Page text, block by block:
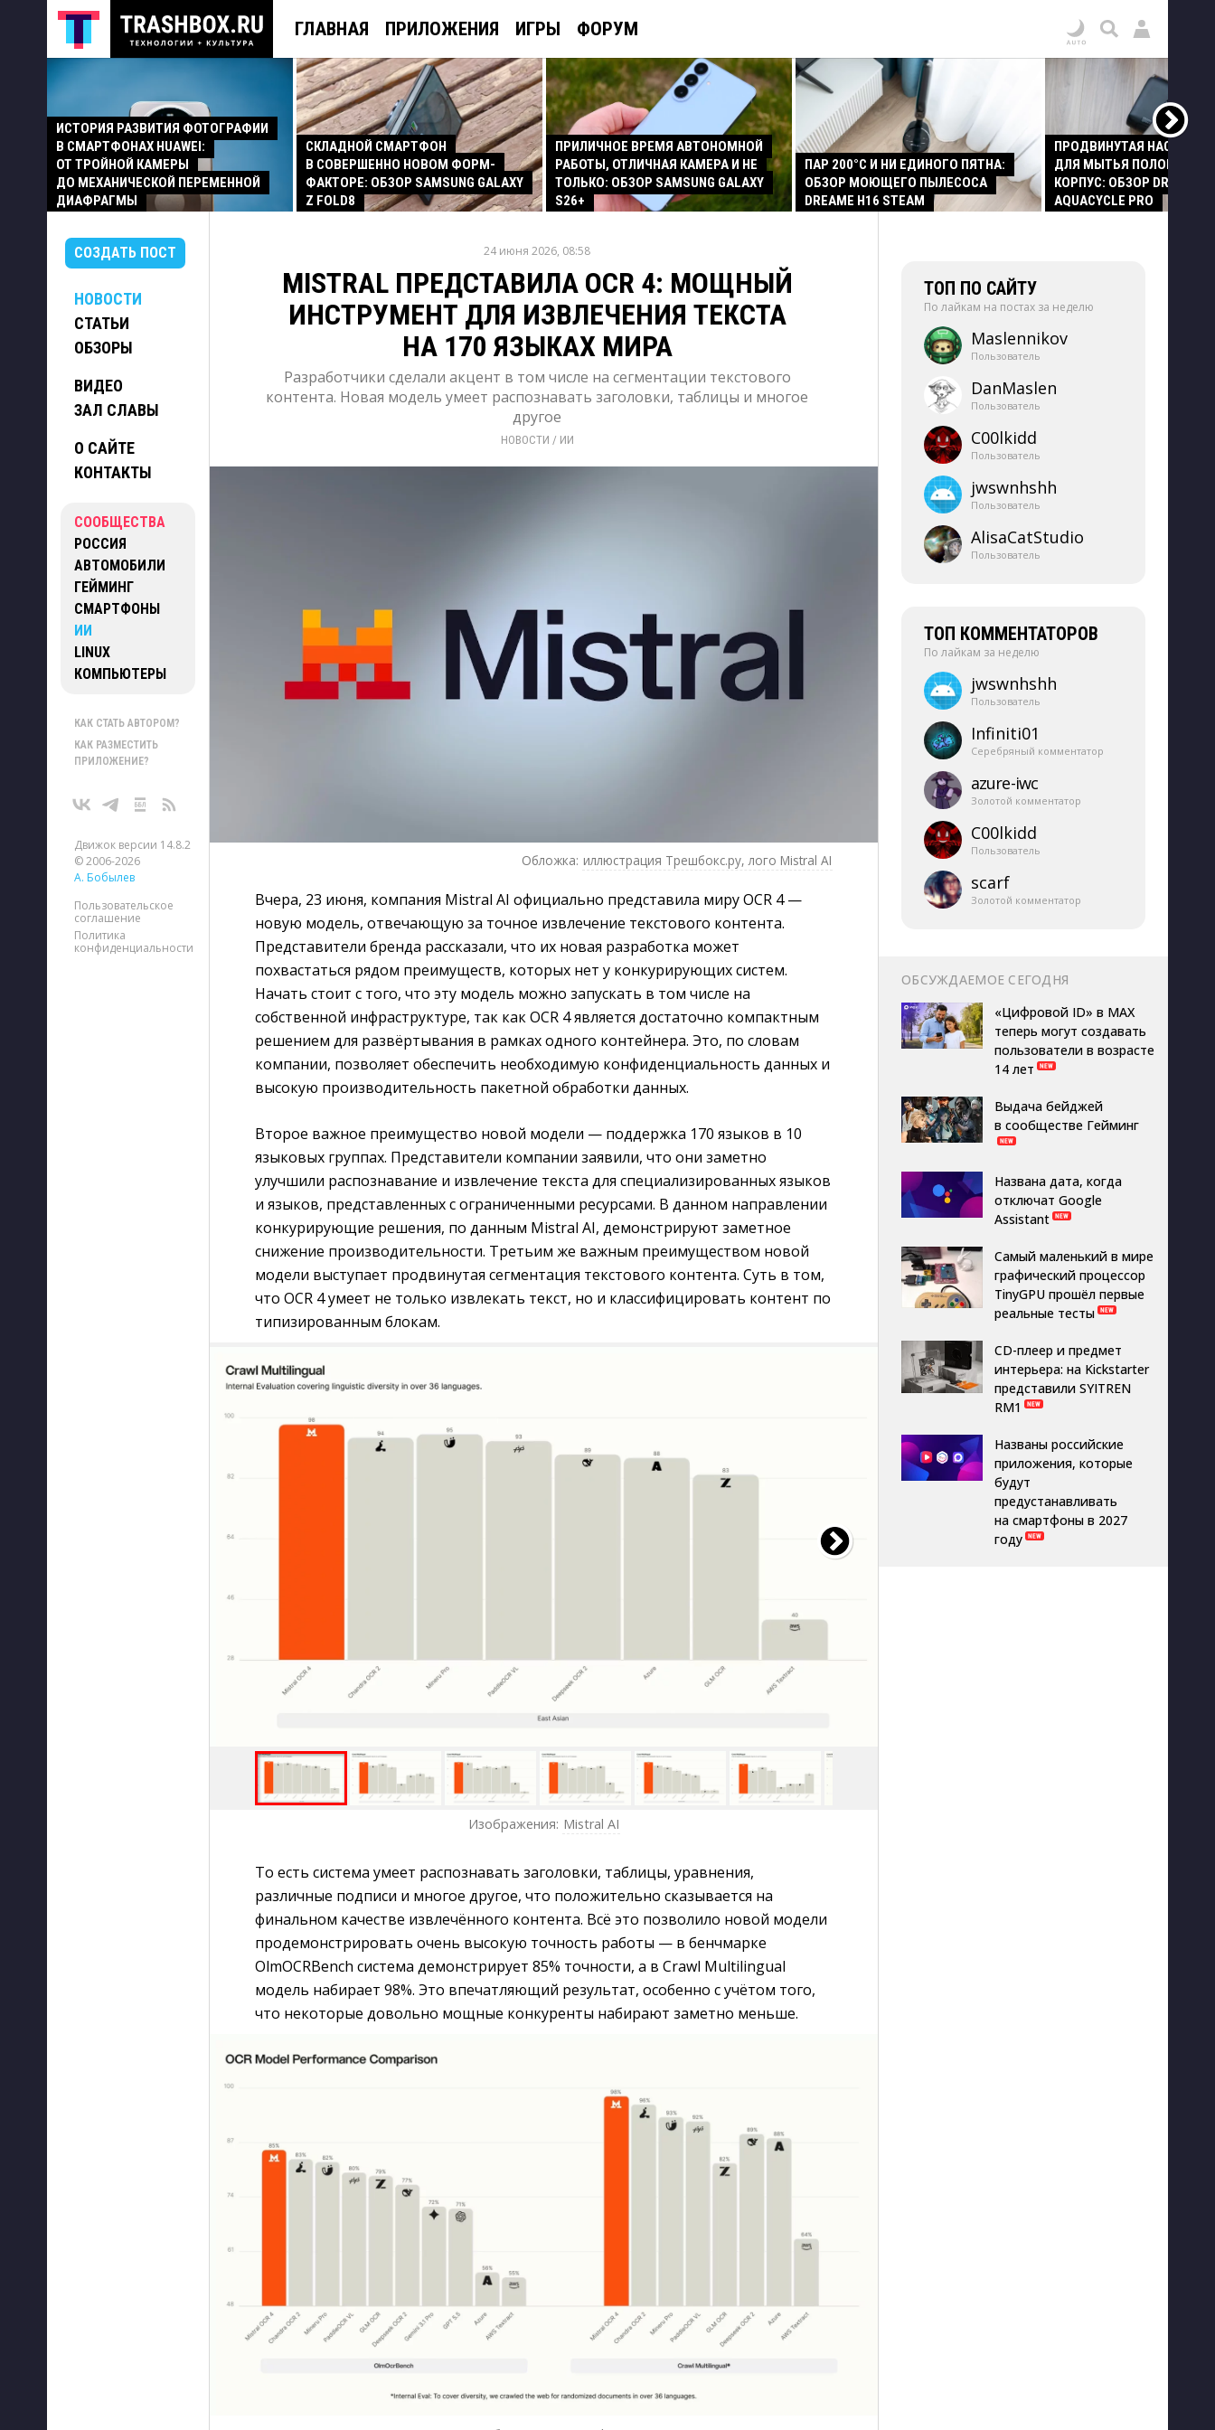
ГЛАВНАЯ ПРИЛОЖЕНИЯ ИГРЫ ФОРУМ
ИСТОРИЯ РАЗВИТИЯ ФОТОГРАФИИ
В СМАРТФОНАХ HUAWEI:
ОТ ТРОЙНОЙ КАМЕРЫ
ДО МЕХАНИЧЕСКОЙ ПЕРЕМЕННОЙ
ДИАФРАГМЫ
СКЛАДНОЙ СМАРТФОН
В СОВЕРШЕННО НОВОМ ФОРМ-
ФАКТОРЕ: ОБЗОР SAMSUNG GALAXY
Z FOLD8
ПРИЛИЧНОЕ ВРЕМЯ АВТОНОМНОЙ
РАБОТЫ, ОТЛИЧНАЯ КАМЕРА И НЕ
ТОЛЬКО: ОБЗОР SAMSUNG GALAXY
S26+
ПАР 200°C И НИ ЕДИНОГО ПЯТНА:
ОБЗОР МОЮЩЕГО ПЫЛЕСОСА
DREAME H16 STEAM
ПРОДВИНУТАЯ НАСАДКА
ДЛЯ МЫТЬЯ ПОЛОВ И
КОРПУС: ОБЗОР DREAME
AQUACYCLE PRO
СОЗДАТЬ ПОСТ
НОВОСТИ
СТАТЬИ
ОБЗОРЫ
ВИДЕО
ЗАЛ СЛАВЫ
О САЙТЕ
КОНТАКТЫ
СООБЩЕСТВА
РОССИЯ
АВТОМОБИЛИ
ГЕЙМИНГ
СМАРТФОНЫ
ИИ
LINUX
КОМПЬЮТЕРЫ
КАК СТАТЬ АВТОРОМ?
КАК РАЗМЕСТИТЬ
ПРИЛОЖЕНИЕ?
Движок версии 14.8.2
© 2006-2026
А. Бобылев
Пользовательское
соглашение
Политика
конфиденциальности
24 июня 2026, 08:58
MISTRAL ПРЕДСТАВИЛА OCR 4: МОЩНЫЙ
ИНСТРУМЕНТ ДЛЯ ИЗВЛЕЧЕНИЯ ТЕКСТА
НА 170 ЯЗЫКАХ МИРА
Разработчики сделали акцент в том числе на сегментации текстового
контента. Новая модель умеет распознавать заголовки, таблицы и многое
другое
НОВОСТИ / ИИ
Обложка: иллюстрация Трешбокс.ру, лого Mistral AI
Вчера, 23 июня, компания Mistral AI официально представила миру OCR 4 —
новую модель, отвечающую за точное извлечение текстового контента.
Представители бренда рассказали, что их новая разработка может
похвастаться рядом преимуществ, которых нет у конкурирующих систем.
Начать стоит с того, что эту модель можно запускать в том числе на
собственной инфраструктуре, так как OCR 4 является достаточно компактным
решением для развёртывания в рамках одного контейнера. Это, по словам
компании, позволяет обеспечить необходимую конфиденциальность данных и
высокую производительность пакетной обработки данных.
Второе важное преимущество новой модели — поддержка 170 языков в 10
языковых группах. Представители компании заявили, что они заметно
улучшили распознавание и извлечение текста для специализированных языков
и языков, представленных с ограниченными ресурсами. В данном направлении
конкурирующие решения, по данным Mistral AI, демонстрируют заметное
снижение производительности. Третьим же важным преимуществом новой
модели выступает продвинутая сегментация текстового контента. Суть в том,
что OCR 4 умеет не только извлекать текст, но и классифицировать контент по
типизированным блокам.
Изображения: Mistral AI
То есть система умеет распознавать заголовки, таблицы, уравнения,
различные подписи и многое другое, что положительно сказывается на
финальном качестве извлечённого контента. Всё это позволило новой модели
продемонстрировать очень высокую точность работы — в бенчмарке
OlmOCRBench система демонстрирует 85% точности, а в Crawl Multilingual
модель набирает 98%. Это впечатляющий результат, особенно с учётом того,
что некоторые довольно мощные конкуренты набирают заметно меньше.
ТОП ПО САЙТУ
По лайкам на постах за неделю
Maslennikov
Пользователь
DanMaslen
Пользователь
C00lkidd
Пользователь
jwswnhshh
Пользователь
AlisaCatStudio
Пользователь
ТОП КОММЕНТАТОРОВ
По лайкам за неделю
jwswnhshh
Пользователь
Infiniti01
Серебряный комментатор
azure-​iwc
Золотой комментатор
C00lkidd
Пользователь
scarf
Золотой комментатор
ОБСУЖДАЕМОЕ СЕГОДНЯ
«Цифровой ID» в MAX
теперь могут создавать
пользователи в возрасте
14 лет
Выдача бейджей
в сообществе Гейминг
Названа дата, когда
отключат Google
Assistant
Самый маленький в мире
графический процессор
TinyGPU прошёл первые
реальные тесты
CD-плеер и предмет
интерьера: на Kickstarter
представили SYITREN
RM1
Названы российские
приложения, которые
будут
предустанавливать
на смартфоны в 2027
году